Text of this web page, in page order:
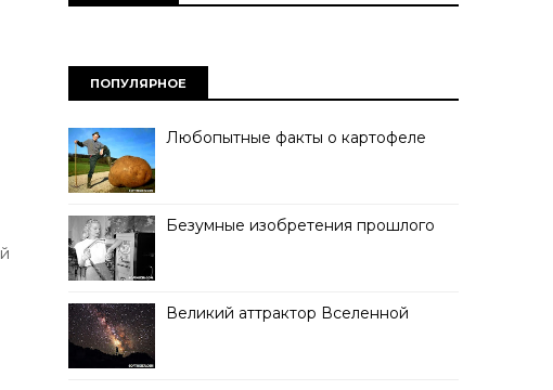
ПОПУЛЯРНОЕ
Любопытные факты о картофеле
Безумные изобретения прошлого
Великий аттрактор Вселенной